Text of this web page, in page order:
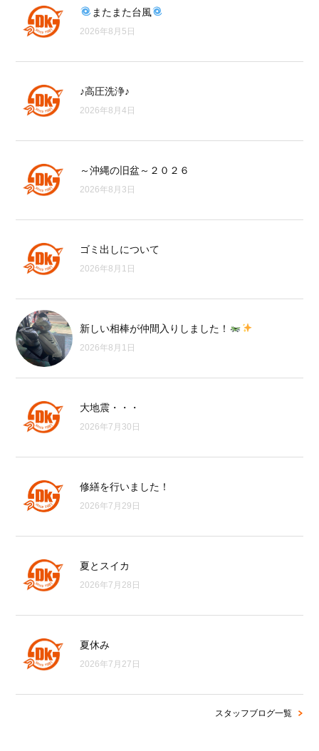
またまた台風
2026年8月5日
♪高圧洗浄♪
2026年8月4日
～沖縄の旧盆～２０２６
2026年8月3日
ゴミ出しについて
2026年8月1日
新しい相棒が仲間入りしました！
2026年8月1日
大地震・・・
2026年7月30日
修繕を行いました！
2026年7月29日
夏とスイカ
2026年7月28日
夏休み
2026年7月27日
スタッフブログ一覧